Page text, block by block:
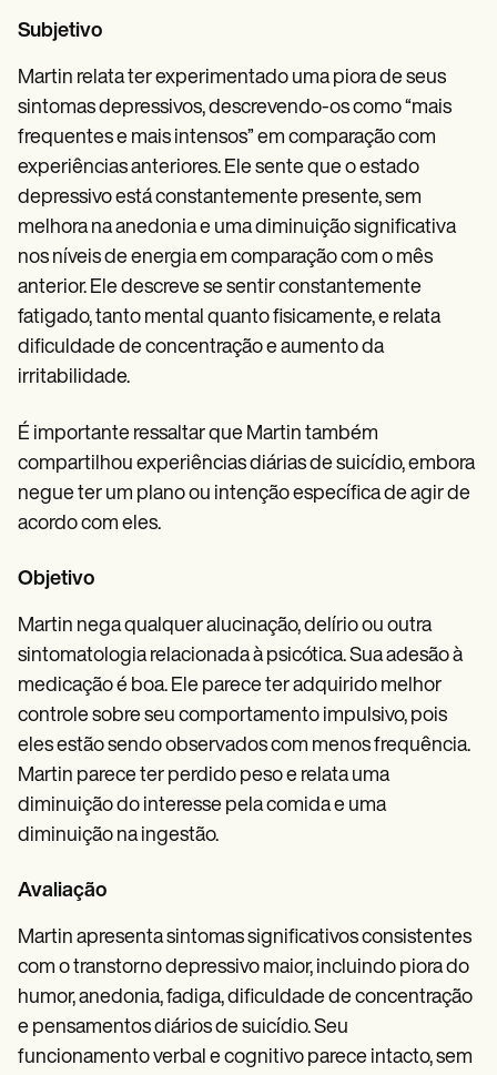
Subjetivo
Martin relata ter experimentado uma piora de seus
sintomas depressivos, descrevendo-os como “mais
frequentes e mais intensos” em comparação com
experiências anteriores. Ele sente que o estado
depressivo está constantemente presente, sem
melhora na anedonia e uma diminuição significativa
nos níveis de energia em comparação com o mês
anterior. Ele descreve se sentir constantemente
fatigado, tanto mental quanto fisicamente, e relata
dificuldade de concentração e aumento da
irritabilidade.
É importante ressaltar que Martin também
compartilhou experiências diárias de suicídio, embora
negue ter um plano ou intenção específica de agir de
acordo com eles.
Objetivo
Martin nega qualquer alucinação, delírio ou outra
sintomatologia relacionada à psicótica. Sua adesão à
medicação é boa. Ele parece ter adquirido melhor
controle sobre seu comportamento impulsivo, pois
eles estão sendo observados com menos frequência.
Martin parece ter perdido peso e relata uma
diminuição do interesse pela comida e uma
diminuição na ingestão.
Avaliação
Martin apresenta sintomas significativos consistentes
com o transtorno depressivo maior, incluindo piora do
humor, anedonia, fadiga, dificuldade de concentração
e pensamentos diários de suicídio. Seu
funcionamento verbal e cognitivo parece intacto, sem